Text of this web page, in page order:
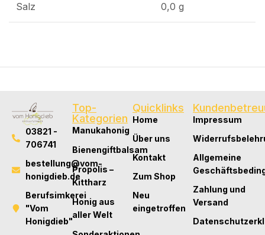
Salz 0,0 g
03821 -
706741
bestellung@vom-
honigdieb.de
Berufsimkerei
"Vom
Honigdieb"
Top-
Kategorien
Manukahonig
Bienengiftbalsam
Propolis –
Kittharz
Honig aus
aller Welt
Quicklinks
Home
Über uns
Kontakt
Zum Shop
Neu
eingetroffen
Impressum
Allgemeine
Zahlung und
Versand